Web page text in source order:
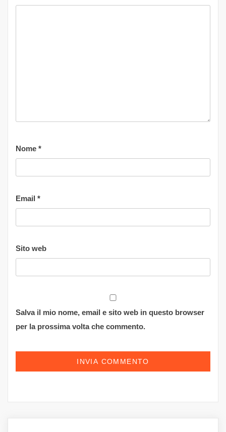
Nome *
Email *
Sito web
Salva il mio nome, email e sito web in questo browser
per la prossima volta che commento.